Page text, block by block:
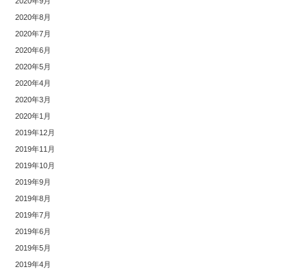
2020年8月
2020年7月
2020年6月
2020年5月
2020年4月
2020年3月
2020年1月
2019年12月
2019年11月
2019年10月
2019年9月
2019年8月
2019年7月
2019年6月
2019年5月
2019年4月